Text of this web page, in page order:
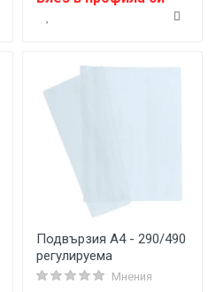
Подвързия A4 - 290/490
регулируема
Мнения